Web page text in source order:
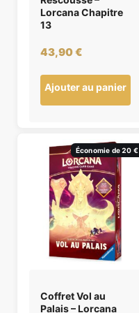
Lorcana Chapitre
13
43,90€
Ajouter au panier
Économie de 20 €
Coffret Vol au
Palais – Lorcana